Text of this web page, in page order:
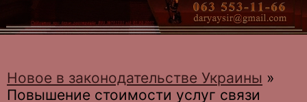
Новое в законодательстве Украины »
Повышение стоимости услуг связи